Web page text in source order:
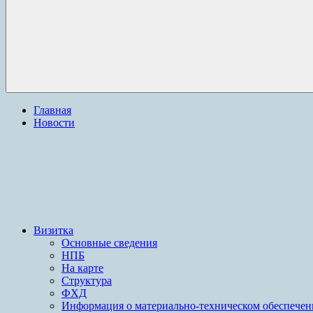
Главная
Новости
Визитка
Основные сведения
НПБ
На карте
Структура
ФХД
Информация о материально-техническом